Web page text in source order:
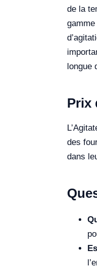
de la
longue
Prix
des
dans